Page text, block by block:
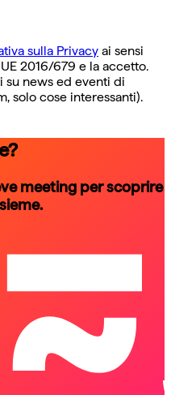
sulla Privacy ai sensi
2016/679 e la accetto.
news ed eventi di
solo cose interessanti).
meeting per scoprire
call